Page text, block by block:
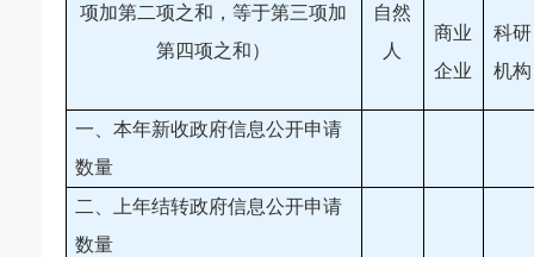
项加第二项之和，等于第三项加
第四项之和）
自然
人
商业
企业
科研
机构
一、本年新收政府信息公开申请
数量
二、上年结转政府信息公开申请
数量